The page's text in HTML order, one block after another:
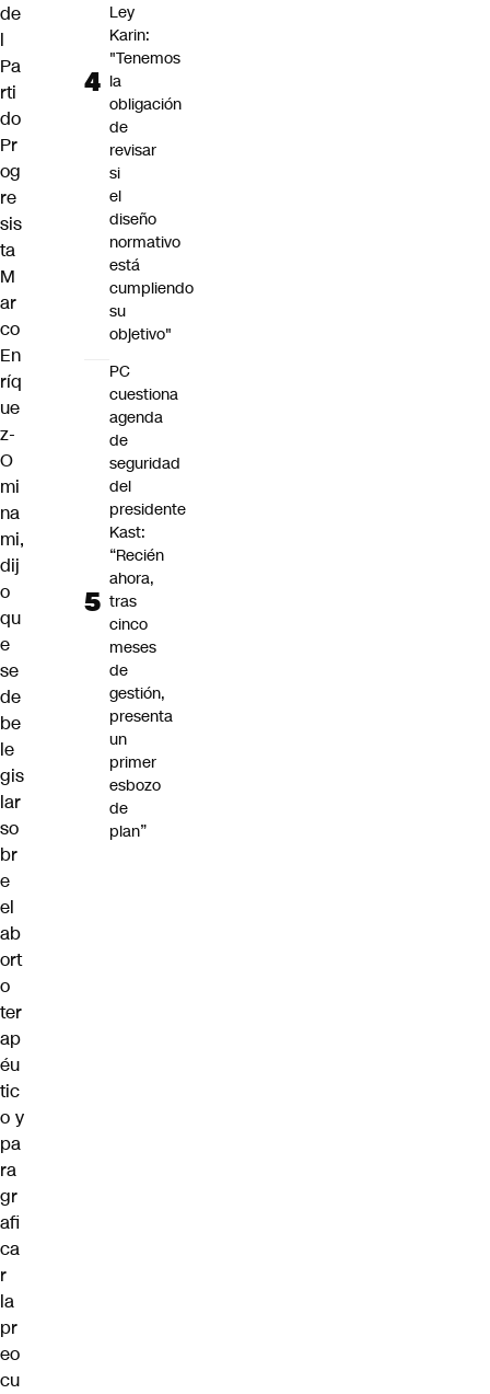
de
l
Pa
rti
do
Pr
og
re
sis
ta
M
ar
co
En
ríq
ue
z-
O
mi
na
mi,
dij
o
qu
e
se
de
be
le
gis
lar
so
br
e
el
ab
ort
o
ter
ap
éu
tic
o y
pa
ra
gr
afi
ca
r
la
pr
eo
cu
Ley
Karin:
"Tenemos
la
obligación
de
revisar
si
el
diseño
normativo
está
cumpliendo
su
objetivo"
PC
cuestiona
agenda
de
seguridad
del
presidente
Kast:
“Recién
ahora,
tras
cinco
meses
de
gestión,
presenta
un
primer
esbozo
de
plan”